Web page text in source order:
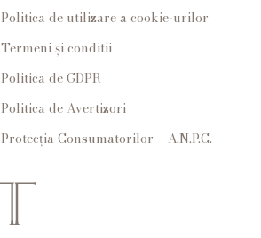
Politica de utilizare a cookie-urilor
Termeni și conditii
Politica de GDPR
Politica de Avertizori
Protecția Consumatorilor – A.N.P.C.